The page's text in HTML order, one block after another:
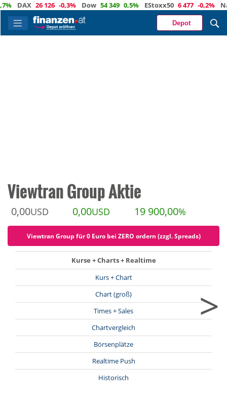
DAX 26 126 -0,3% Dow 54 349 0,5% EStoxx50 6 477 -0,2%
Depot
Viewtran Group Aktie
0,00USD 0,00USD 19 900,00%
Viewtran Group für 0 Euro bei ZERO ordern (zzgl. Spreads)
Kurse + Charts + Realtime
Kurs + Chart
Chart (groß)
Times + Sales
Chartvergleich
Börsenplätze
Realtime Push
Historisch
>